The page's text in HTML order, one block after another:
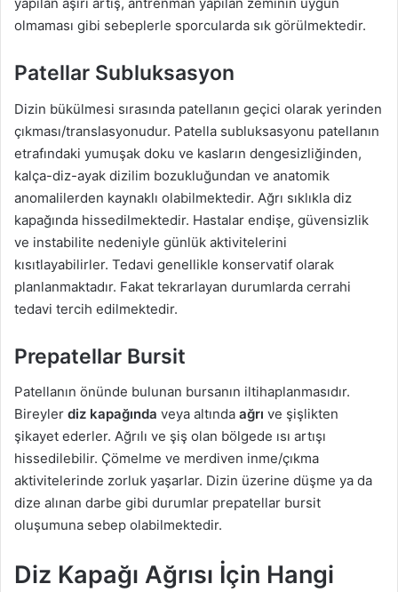
olmaması gibi sebeplerle sporcularda sık görülmektedir.
Patellar Subluksasyon
Dizin bükülmesi sırasında patellanın geçici olarak yerinden
çıkması/translasyonudur. Patella subluksasyonu patellanın
etrafındaki yumuşak doku ve kasların dengesizliğinden,
kalça-diz-ayak dizilim bozukluğundan ve anatomik
anomalilerden kaynaklı olabilmektedir. Ağrı sıklıkla diz
kapağında hissedilmektedir. Hastalar endişe, güvensizlik
ve instabilite nedeniyle günlük aktivitelerini
kısıtlayabilirler. Tedavi genellikle konservatif olarak
planlanmaktadır. Fakat tekrarlayan durumlarda cerrahi
tedavi tercih edilmektedir.
Prepatellar Bursit
Patellanın önünde bulunan bursanın iltihaplanmasıdır.
Bireyler diz kapağında veya altında ağrı ve şişlikten
şikayet ederler. Ağrılı ve şiş olan bölgede ısı artışı
hissedilebilir. Çömelme ve merdiven inme/çıkma
aktivitelerinde zorluk yaşarlar. Dizin üzerine düşme ya da
dize alınan darbe gibi durumlar prepatellar bursit
oluşumuna sebep olabilmektedir.
Diz Kapağı Ağrısı İçin Hangi